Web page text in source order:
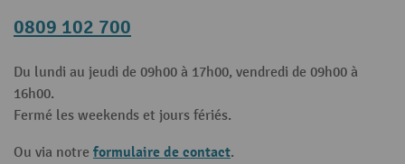
0809 102 700
Du lundi au jeudi de 09h00 à 17h00, vendredi de 09h00 à
16h00.
Fermé les weekends et jours fériés.
Ou via notre formulaire de contact.